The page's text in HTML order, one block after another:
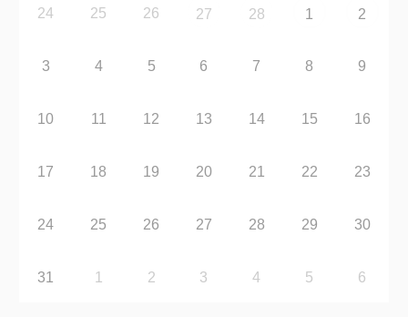
24 25 26 27 28 1 2
3 4 5 6 7 8 9
10 11 12 13 14 15 16
17 18 19 20 21 22 23
24 25 26 27 28 29 30
31 1 2 3 4 5 6